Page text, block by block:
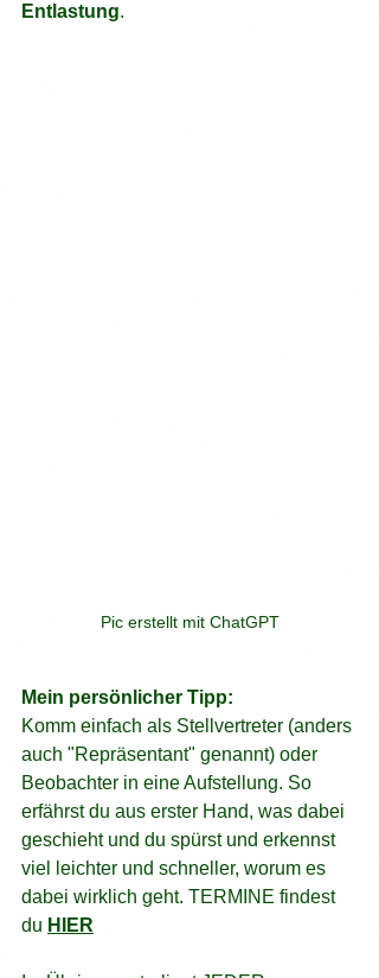
Entlastung.
Pic erstellt mit ChatGPT
Mein persönlicher Tipp:
Komm einfach als Stellvertreter (anders
auch "Repräsentant" genannt) oder
Beobachter in eine Aufstellung. So
erfährst du aus erster Hand, was dabei
geschieht und du spürst und erkennst
viel leichter und schneller, worum es
dabei wirklich geht. TERMINE findest
du HIER